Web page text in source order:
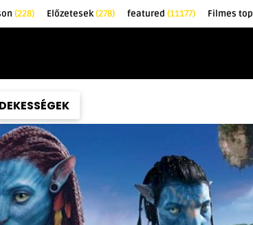
(228) Előzetesek(278) featured (11177) Filmes